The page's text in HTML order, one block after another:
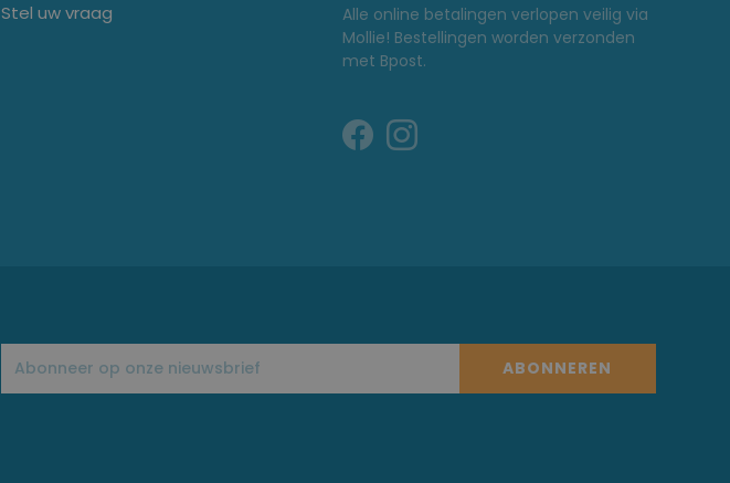
Stel uw vraag
Alle online betalingen verlopen veilig via
Mollie! Bestellingen worden verzonden
met Bpost.
ABONNEREN